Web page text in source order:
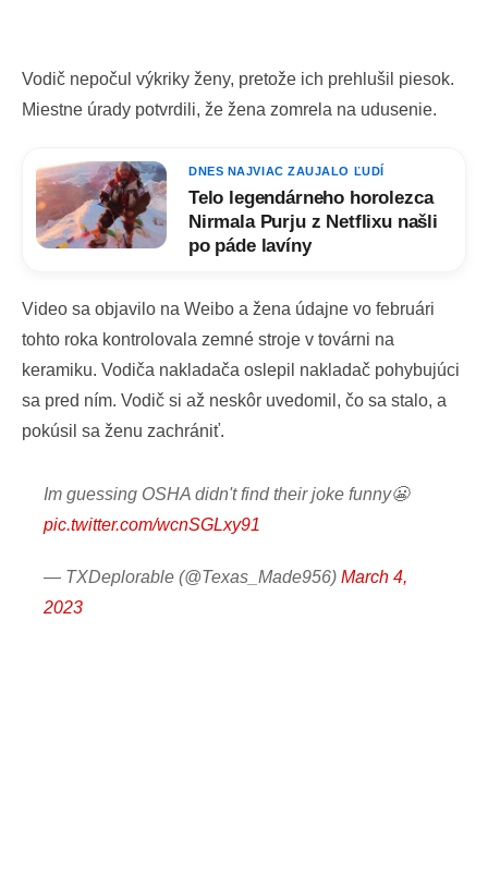
Vodič nepočul výkriky ženy, pretože ich prehlušil piesok.
Miestne úrady potvrdili, že žena zomrela na udusenie.
DNES NAJVIAC ZAUJALO ĽUDÍ
Telo legendárneho horolezca
Nirmala Purju z Netflixu našli
po páde lavíny
Video sa objavilo na Weibo a žena údajne vo februári
tohto roka kontrolovala zemné stroje v továrni na
keramiku. Vodiča nakladača oslepil nakladač pohybujúci
sa pred ním. Vodič si až neskôr uvedomil, čo sa stalo, a
pokúsil sa ženu zachrániť.
Im guessing OSHA didn't find their joke funny😬
pic.twitter.com/wcnSGLxy91
— TXDeplorable (@Texas_Made956) March 4,
2023